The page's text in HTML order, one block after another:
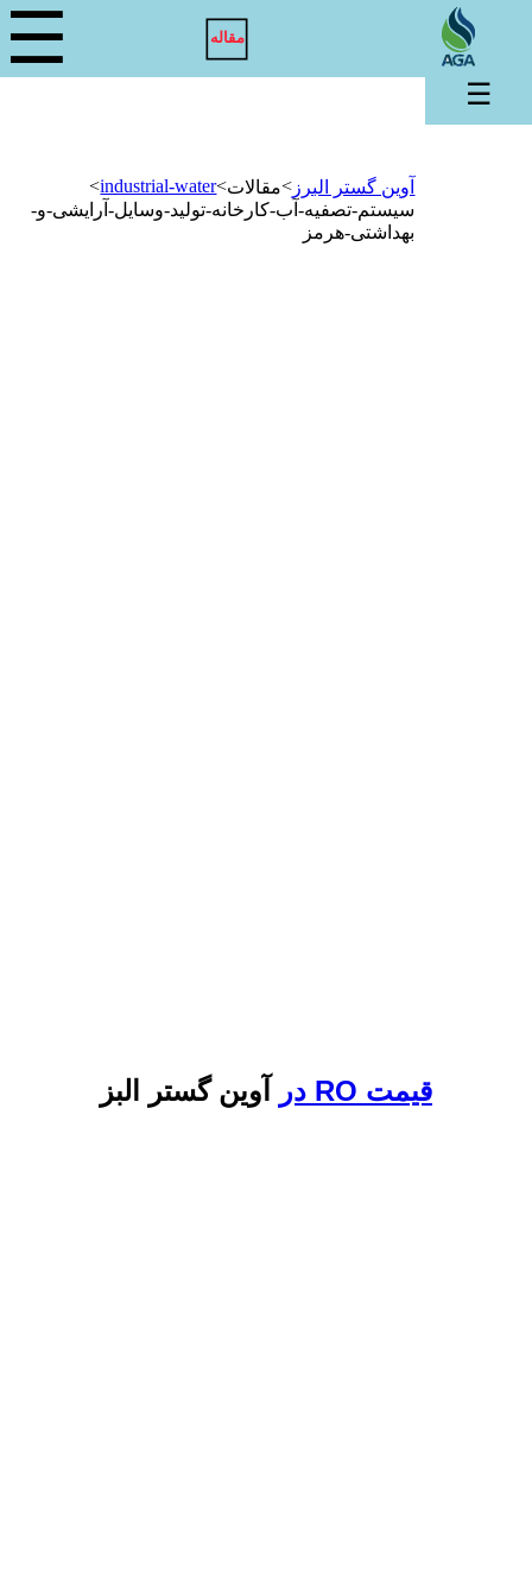
مقاله ☰
قیمت RO در آوین گستر البز
آوین گستر البرز >مقالات>
industrial-water
>
سیستم-تصفیه-آب-کارخانه-تولید-وسایل-آرایشی-و-
بهداشتی-هرمز
☰